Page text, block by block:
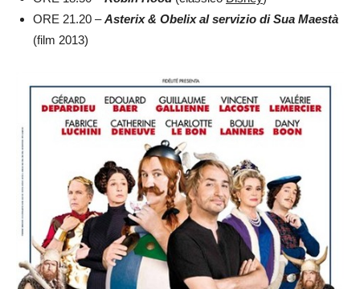
ORE 21.20 –Asterix & Obelix al servizio di Sua Maestà
(film 2013)